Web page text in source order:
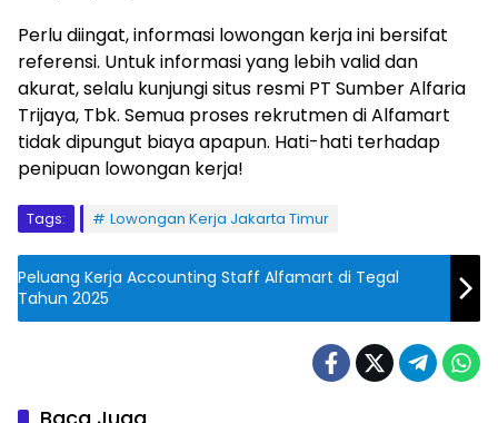
Perlu diingat, informasi lowongan kerja ini bersifat
referensi. Untuk informasi yang lebih valid dan
akurat, selalu kunjungi situs resmi PT Sumber Alfaria
Trijaya, Tbk. Semua proses rekrutmen di Alfamart
tidak dipungut biaya apapun. Hati-hati terhadap
penipuan lowongan kerja!
Tags: Lowongan Kerja Jakarta Timur
Peluang Kerja Accounting Staff Alfamart di Tegal
Tahun 2025